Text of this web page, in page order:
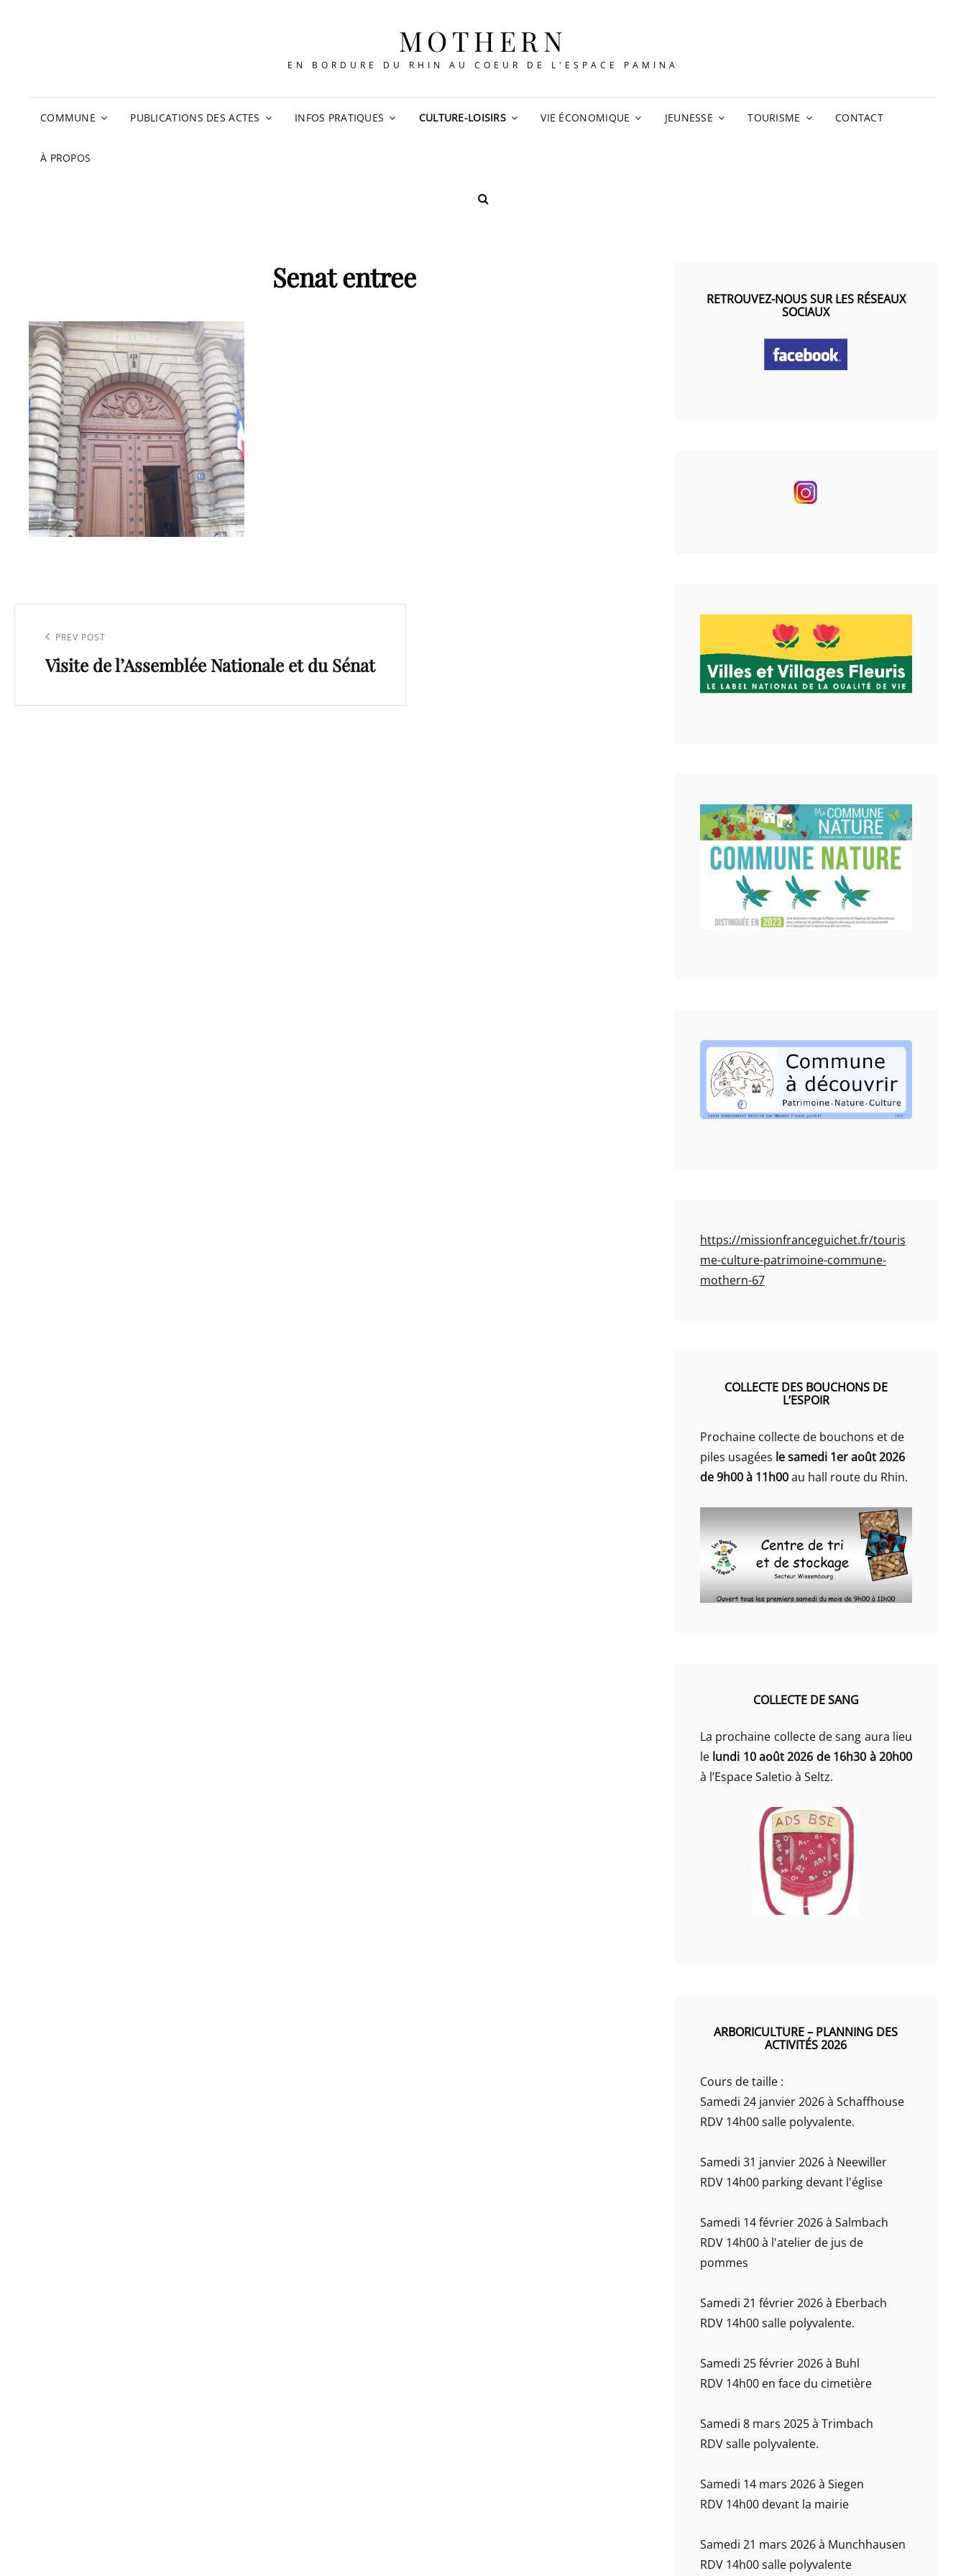
MOTHERN
EN BORDURE DU RHIN AU COEUR DE L'ESPACE PAMINA
COMMUNE PUBLICATIONS DES ACTES INFOS PRATIQUES CULTURE-LOISIRS VIE ÉCONOMIQUE JEUNESSE TOURISME CONTACT
À PROPOS
SEARCH
Senat entree
l’article
Previous
Post
PREV POST
Visite de l’Assemblée Nationale et du Sénat
RETROUVEZ-NOUS SUR LES RÉSEAUX
SOCIAUX
https://missionfranceguichet.fr/touris
me-culture-patrimoine-commune-
mothern-67
COLLECTE DES BOUCHONS DE
L’ESPOIR
Prochaine collecte de bouchons et de
piles usagées le samedi 1er août 2026
de 9h00 à 11h00au hall route du Rhin.
COLLECTE DE SANG
La prochaine collecte de sang aura lieu
le lundi 10 août 2026 de 16h30 à 20h00
à l’Espace Saletio à Seltz.
ARBORICULTURE – PLANNING DES
ACTIVITÉS 2026
Cours de taille :
Samedi 24 janvier 2026 à Schaffhouse
RDV 14h00 salle polyvalente.
Samedi 31 janvier 2026 à Neewiller
RDV 14h00 parking devant l'église
Samedi 14 février 2026 à Salmbach
RDV 14h00 à l'atelier de jus de
pommes
Samedi 21 février 2026 à Eberbach
RDV 14h00 salle polyvalente.
Samedi 25 février 2026 à Buhl
RDV 14h00 en face du cimetière
Samedi 8 mars 2025 à Trimbach
RDV salle polyvalente.
Samedi 14 mars 2026 à Siegen
RDV 14h00 devant la mairie
Samedi 21 mars 2026 à Munchhausen
RDV 14h00 salle polyvalente